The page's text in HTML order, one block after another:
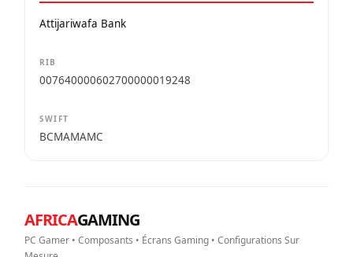
Attijariwafa Bank
RIB
007640000602700000019248
SWIFT
BCMAMAMC
AFRICAGAMING
PC Gamer • Composants • Écrans Gaming • Configurations Sur